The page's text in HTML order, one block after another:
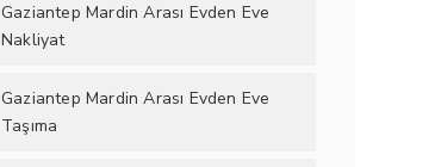
Gaziantep Mardin Arası Evden Eve
Nakliyat
Gaziantep Mardin Arası Evden Eve
Taşıma